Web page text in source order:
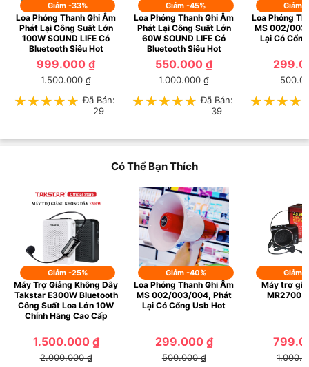
Giảm -33%
Loa Phóng Thanh Ghi Âm
Phát Lại Công Suất Lớn
100W SOUND LIFE Có
Bluetooth Siêu Hot
999.000 ₫
1.500.000 ₫
★★★★★
★★★★★ Đã Bán:
29
Giảm -45%
Loa Phóng Thanh Ghi Âm
Phát Lại Công Suất Lớn
60W SOUND LIFE Có
Bluetooth Siêu Hot
550.000 ₫
1.000.000 ₫
★★★★★
★★★★★ Đã Bán:
39
Giảm
Loa Phóng
MS 002/
Lại Có
Có Thể Bạn Thích
Giảm -25%
Máy Trợ Giảng Không Dây
Takstar E300W Bluetooth
Công Suất Loa Lớn 10W
Chính Hãng Cao Cấp
1.500.000 ₫
2.000.000 ₫
Giảm -40%
Loa Phóng Thanh Ghi Âm
MS 002/003/004, Phát
Lại Có Cổng Usb Hot
299.000 ₫
500.000 ₫
Giảm
Máy trợ
MR2700